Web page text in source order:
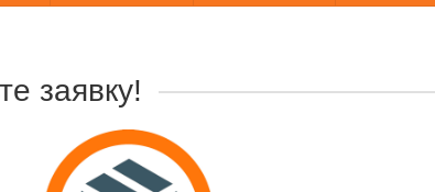
заявку!